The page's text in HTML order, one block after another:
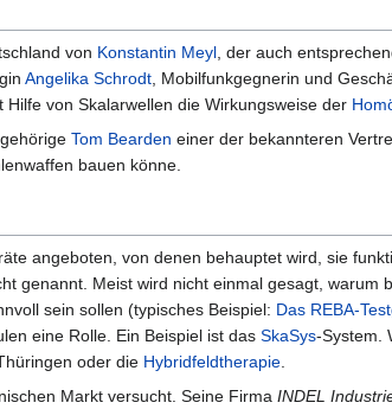
von Konstantin Meyl , der auch
Angelika Schrodt , Mobilfunkgegnerin und
Hilfe von Skalarwellen die Wirkungsweise der
Tom Bearden einer der bekannteren
bauen könne.
angeboten, von denen behauptet wird, sie
genannt. Meist wird nicht einmal gesagt,
sein sollen (typisches Beispiel: Das REBA-
eine Rolle. Ein Beispiel ist das SkaSys-System.
oder die Hybridfeldtherapie
Markt versucht. Seine Firma INDEL